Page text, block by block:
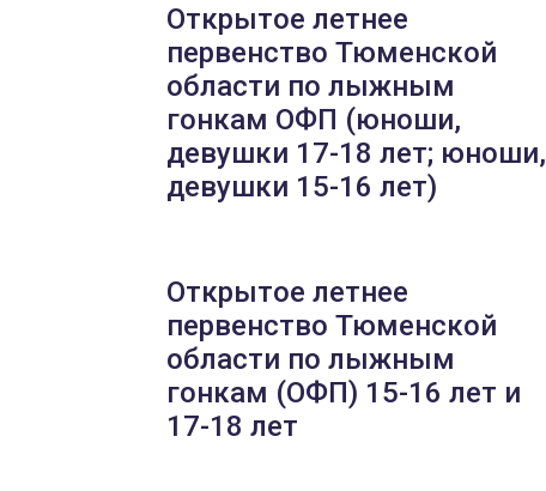
Открытое летнее
первенство Тюменской
области по лыжным
гонкам ОФП (юноши,
девушки 17-18 лет; юноши,
девушки 15-16 лет)
Открытое летнее
первенство Тюменской
области по лыжным
гонкам (ОФП) 15-16 лет и
17-18 лет